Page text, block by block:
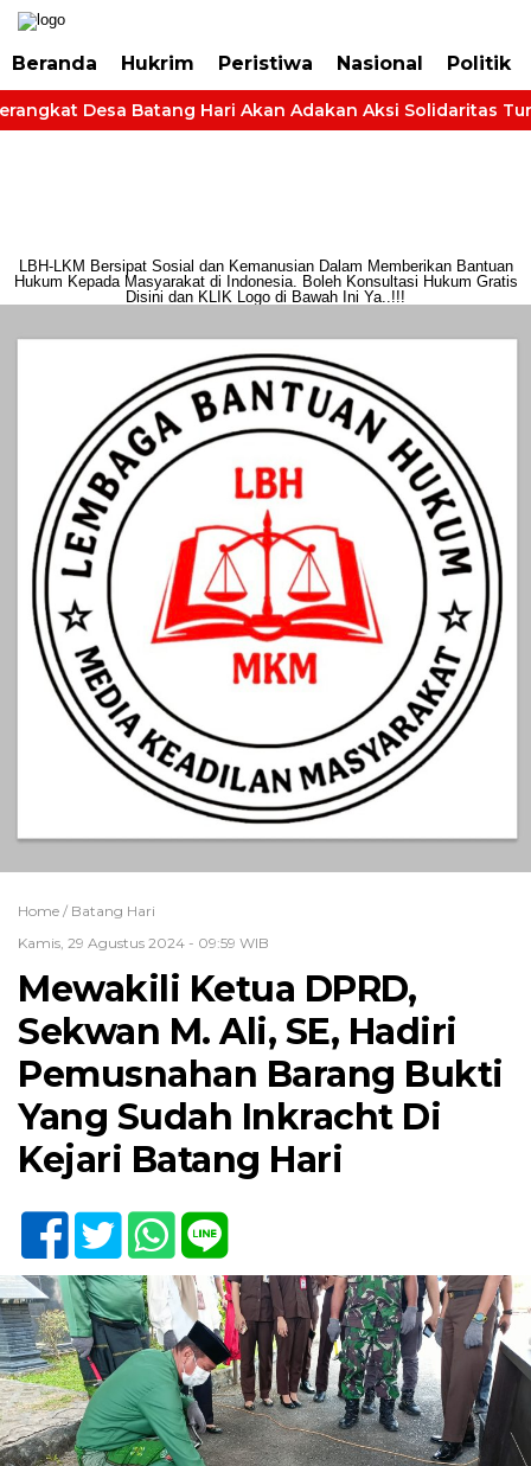
https://dashboard.mgid.com/user/activate/id/685224/code/
Beranda Hukrim Peristiwa Nasional Politik
Desa Batang Hari Akan Adakan Aksi Solidaritas
LBH-LKM Bersipat Sosial dan Kemanusian Dalam Memberikan Bantuan
Hukum Kepada Masyarakat di Indonesia. Boleh Konsultasi Hukum Gratis
Disini dan KLIK Logo di Bawah Ini Ya..!!!
Home / Batang Hari
Kamis, 29 Agustus 2024 - 09:59 WIB
Mewakili Ketua DPRD,
Sekwan M. Ali, SE, Hadiri
Pemusnahan Barang Bukti
Yang Sudah Inkracht Di
Kejari Batang Hari